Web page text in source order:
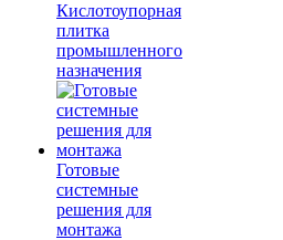
Кислотоупорная
плитка
промышленного
назначения
Готовые
системные
решения для
монтажа